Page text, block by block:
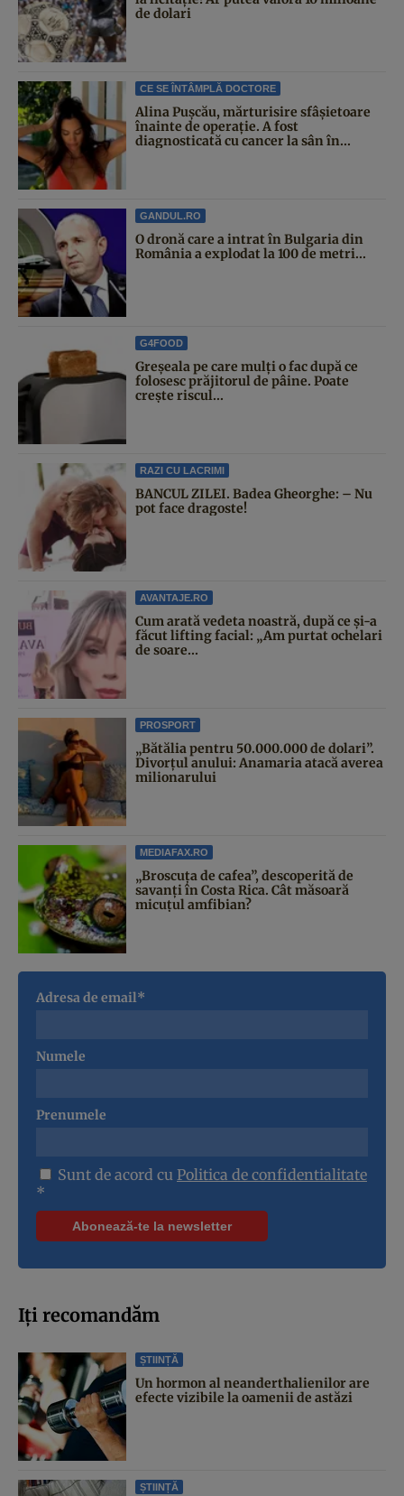
de dolari
CE SE ÎNTÂMPLĂ DOCTORE
Alina Pușcău, mărturisire sfâșietoare
înainte de operație. A fost
diagnosticată cu cancer la sân în...
GANDUL.RO
O dronă care a intrat în Bulgaria din
România a explodat la 100 de metri...
G4FOOD
Greșeala pe care mulți o fac după ce
folosesc prăjitorul de pâine. Poate
crește riscul...
RAZI CU LACRIMI
BANCUL ZILEI. Badea Gheorghe: – Nu
pot face dragoste!
AVANTAJE.RO
Cum arată vedeta noastră, după ce și-a
făcut lifting facial: „Am purtat ochelari
de soare...
PROSPORT
„Bătălia pentru 50.000.000 de dolari”.
Divorțul anului: Anamaria atacă averea
milionarului
MEDIAFAX.RO
„Broscuța de cafea”, descoperită de
savanți în Costa Rica. Cât măsoară
micuțul amfibian?
Adresa de email*
Numele
Prenumele
Sunt de acord cu Politica de confidentialitate
*
Iți recomandăm
ȘTIINȚĂ
Un hormon al neanderthalienilor are
efecte vizibile la oamenii de astăzi
ȘTIINȚĂ